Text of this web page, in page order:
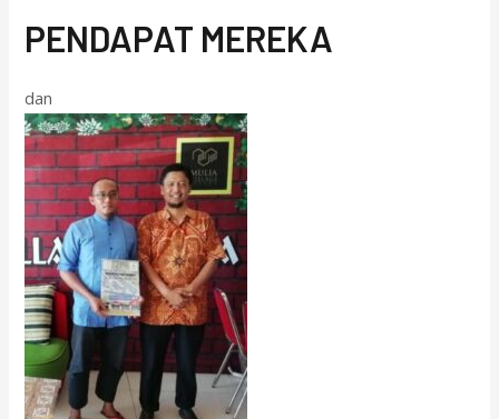
PENDAPAT MEREKA
dan